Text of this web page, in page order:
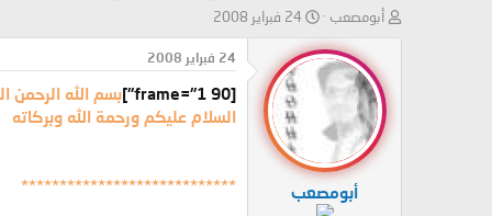
ب
ئ
ا
ل
م
و
أبومصعب
ت
ر
خ
ب
د
ء
24 فبراير 2008
أبومصعب
24 فبراير 2008
[frame="1 90"]
بسم الله الرحمن
السلام عليكم ورحمة الله وبركاته
****************************